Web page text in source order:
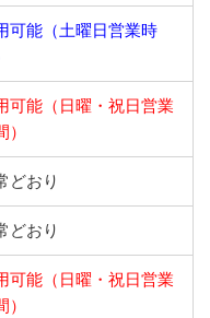
可能（土曜日営業時
可能（日曜・祝日営業
どおり
どおり
可能（日曜・祝日営業